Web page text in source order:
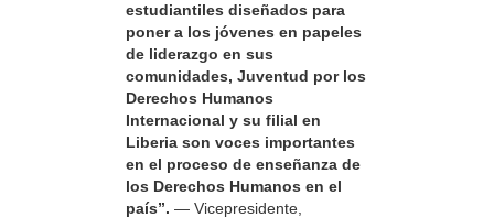
estudiantiles diseñados para
poner a los jóvenes en papeles
de liderazgo en sus
comunidades, Juventud por los
Derechos Humanos
Internacional y su filial en
Liberia son voces importantes
en el proceso de enseñanza de
los Derechos Humanos en el
país”. — Vicepresidente,